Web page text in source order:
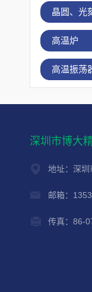
高温炉
高温振荡
深圳市博大
地址：深
邮箱：
传真：86-